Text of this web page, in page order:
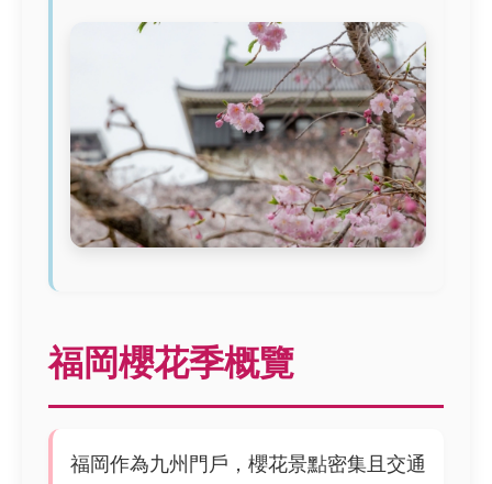
福岡櫻花季概覽
福岡作為九州門戶，櫻花景點密集且交通